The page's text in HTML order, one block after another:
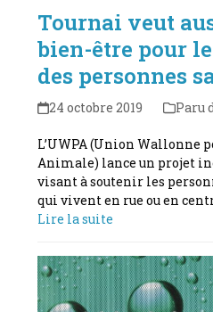
Tournai veut
bien-être pour
des personnes
24 octobre 2019 Paru
L’UWPA (Union Wallonne
Animale) lance un projet
visant à soutenir les
qui vivent en rue ou en
Lire la suite